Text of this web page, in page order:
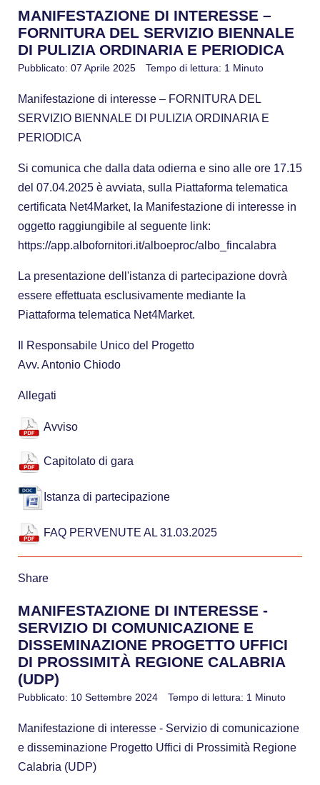
MANIFESTAZIONE DI INTERESSE –
FORNITURA DEL SERVIZIO BIENNALE
DI PULIZIA ORDINARIA E PERIODICA
Pubblicato: 07 Aprile 2025 Tempo di lettura: 1 Minuto
Manifestazione di interesse – FORNITURA DEL
SERVIZIO BIENNALE DI PULIZIA ORDINARIA E
PERIODICA
Si comunica che dalla data odierna e sino alle ore 17.15
del 07.04.2025 è avviata, sulla Piattaforma telematica
certificata Net4Market, la Manifestazione di interesse in
oggetto raggiungibile al seguente link:
https://app.albofornitori.it/alboeproc/albo_fincalabra
La presentazione dell'istanza di partecipazione dovrà
essere effettuata esclusivamente mediante la
Piattaforma telematica Net4Market.
Il Responsabile Unico del Progetto
Avv. Antonio Chiodo
Allegati
Avviso
Capitolato di gara
Istanza di partecipazione
FAQ PERVENUTE AL 31.03.2025
Share
MANIFESTAZIONE DI INTERESSE -
SERVIZIO DI COMUNICAZIONE E
DISSEMINAZIONE PROGETTO UFFICI
DI PROSSIMITÀ REGIONE CALABRIA
(UDP)
Pubblicato: 10 Settembre 2024 Tempo di lettura: 1 Minuto
Manifestazione di interesse - Servizio di comunicazione
e disseminazione Progetto Uffici di Prossimità Regione
Calabria (UDP)